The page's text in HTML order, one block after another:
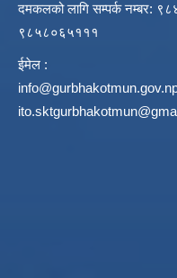
दमकलको लागि सम्पर्क नम्बर:
९८५८०६५१११
ईमेल :